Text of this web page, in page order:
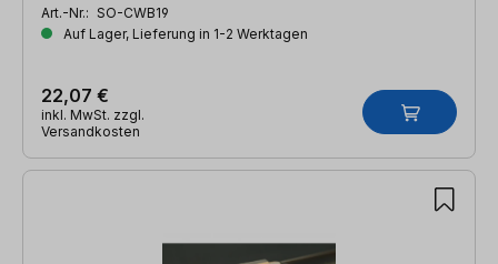
Art.-Nr.: SO-CWB19
Auf Lager, Lieferung in 1-2 Werktagen
22,07 €
inkl. MwSt. zzgl.
Versandkosten